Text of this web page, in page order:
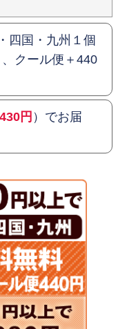
四国・九州１個
クール便＋440
430円 ）でお届